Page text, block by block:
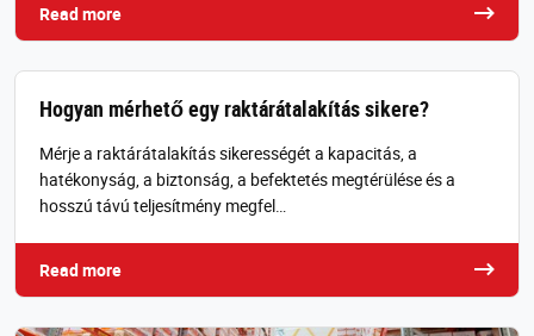
Read more
Hogyan mérhető egy raktárátalakítás sikere?
Mérje a raktárátalakítás sikerességét a kapacitás, a
hatékonyság, a biztonság, a befektetés megtérülése és a
hosszú távú teljesítmény megfel…
Read more